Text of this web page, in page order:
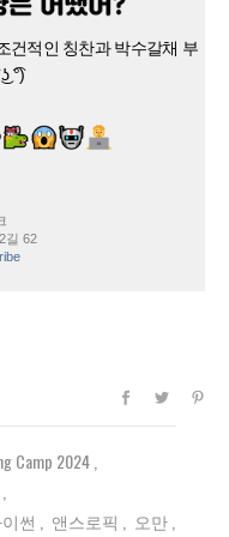
건적인 칭찬과 박수갈채 부
͡°)
길 62
Camp 2024
썬
앤스로픽
오만